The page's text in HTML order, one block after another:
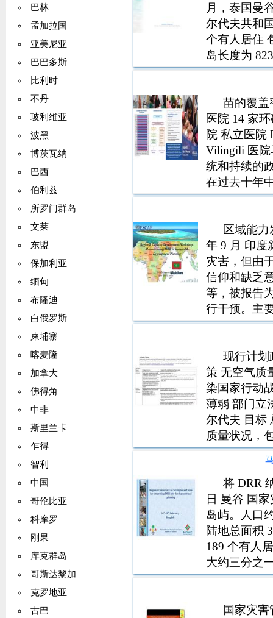
巴林
孟加拉国
亚美尼亚
巴巴多斯
比利时
不丹
玻利维亚
波黑
博茨瓦纳
巴西
伯利兹
所罗门群岛
文莱
东盟
保加利亚
缅甸
布隆迪
白俄罗斯
柬埔寨
喀麦隆
加拿大
佛得角
中非
斯里兰卡
乍得
智利
中国
哥伦比亚
科摩罗
刚果
库克群岛
哥斯达黎加
克罗地亚
古巴
月，泰国曼
尔代夫共和
个有人居住
岛长度为
人口分布在
苗的覆盖
医院 14 家
院 私立医院
Vilingili 医院
统和持续的
在过去十年
热情员工 参
区域能力
年 9 月 印度
灾害，但由
信仰和缺乏
等，被报告
行干预。主
踪，3,997
现行计划
策 无空气质
染国家行动
薄弱 部门立
尔代夫 目标
质量状况，
因为没有明
经历来自陆
高楼破坏
将 DRR
日 曼谷 国
岛屿。人口
陆地总面积
189 个有人
大约三分之
6 目前 DRM
国家灾害